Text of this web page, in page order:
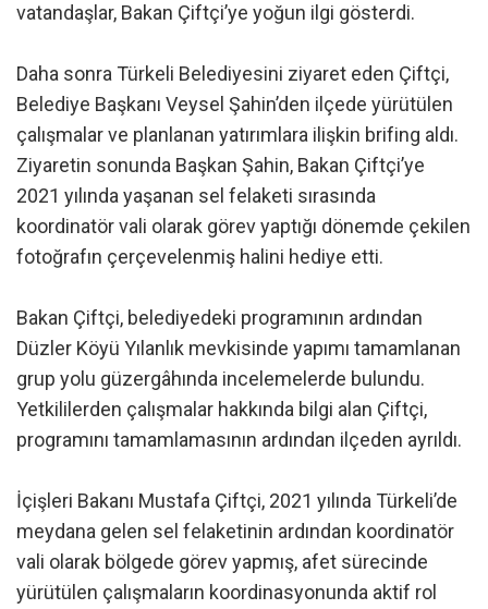
vatandaşlar, Bakan Çiftçi’ye yoğun ilgi gösterdi.
Daha sonra Türkeli Belediyesini ziyaret eden Çiftçi,
Belediye Başkanı Veysel Şahin’den ilçede yürütülen
çalışmalar ve planlanan yatırımlara ilişkin brifing aldı.
Ziyaretin sonunda Başkan Şahin, Bakan Çiftçi’ye
2021 yılında yaşanan sel felaketi sırasında
koordinatör vali olarak görev yaptığı dönemde çekilen
fotoğrafın çerçevelenmiş halini hediye etti.
Bakan Çiftçi, belediyedeki programının ardından
Düzler Köyü Yılanlık mevkisinde yapımı tamamlanan
grup yolu güzergâhında incelemelerde bulundu.
Yetkililerden çalışmalar hakkında bilgi alan Çiftçi,
programını tamamlamasının ardından ilçeden ayrıldı.
İçişleri Bakanı Mustafa Çiftçi, 2021 yılında Türkeli’de
meydana gelen sel felaketinin ardından koordinatör
vali olarak bölgede görev yapmış, afet sürecinde
yürütülen çalışmaların koordinasyonunda aktif rol